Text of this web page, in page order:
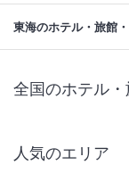
東海のホテル・旅館
全国のホテル
人気のエリア